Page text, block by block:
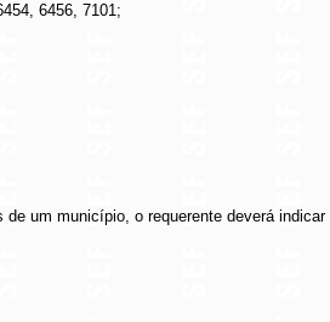
6456, 7101;
um município, o requerente deverá